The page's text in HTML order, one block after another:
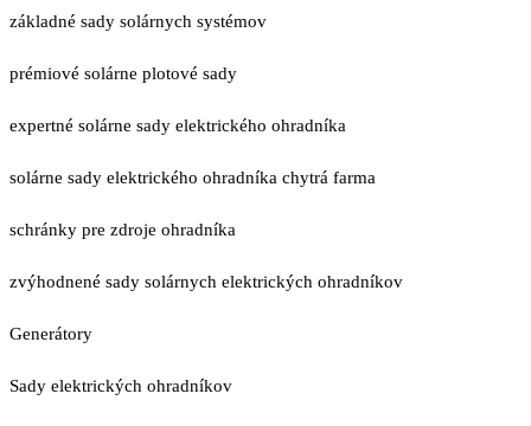
základné sady solárnych systémov
prémiové solárne plotové sady
expertné solárne sady elektrického ohradníka
solárne sady elektrického ohradníka chytrá farma
schránky pre zdroje ohradníka
zvýhodnené sady solárnych elektrických ohradníkov
Generátory
Sady elektrických ohradníkov